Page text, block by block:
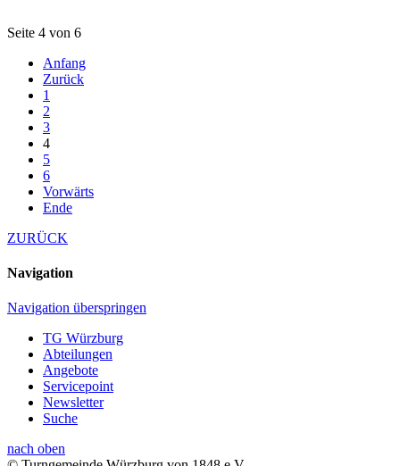
Seite 4 von 6
Anfang
Zurück
1
2
3
4
5
6
Vorwärts
Ende
ZURÜCK
Navigation
Navigation überspringen
TG Würzburg
Abteilungen
Angebote
Servicepoint
Newsletter
Suche
nach oben